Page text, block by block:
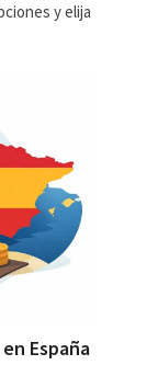
y elija
España